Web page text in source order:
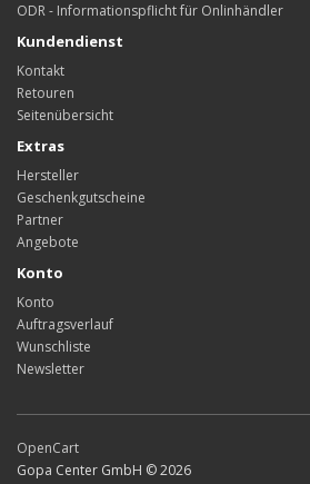
ODR - Informationspflicht für Onlinhändler
Kundendienst
Kontakt
Retouren
Seitenübersicht
Extras
Hersteller
Geschenkgutscheine
Partner
Angebote
Konto
Konto
Auftragsverlauf
Wunschliste
Newsletter
OpenCart
Gopa Center GmbH © 2026